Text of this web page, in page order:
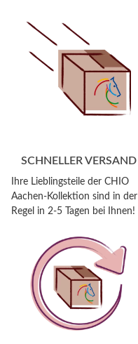
SCHNELLER VERSAND
Ihre Lieblingsteile der CHIO
Aachen-Kollektion sind in der
Regel in 2-5 Tagen bei Ihnen!